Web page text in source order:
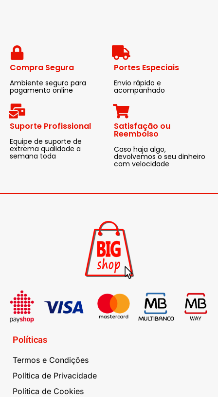
Compra Segura
Ambiente seguro para
pagamento online
Portes Especiais
Envio rápido e
acompanhado
Suporte Profissional
Equipe de suporte de
extrema qualidade a
semana toda
Satisfação ou
Reembolso
Caso haja algo,
devolvemos o seu dinheiro
com velocidade
Políticas
Termos e Condições
Política de Privacidade
Política de Cookies